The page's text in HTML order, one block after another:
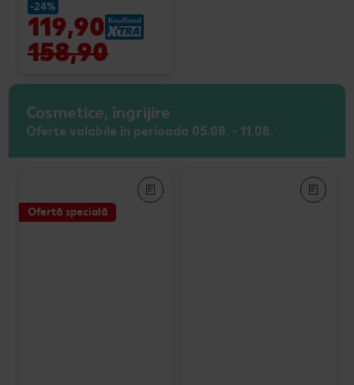
-24%
119,90
158,90
Cosmetice, îngrijire
Oferte valabile în perioada 05.08. - 11.08.
Ofertă specială